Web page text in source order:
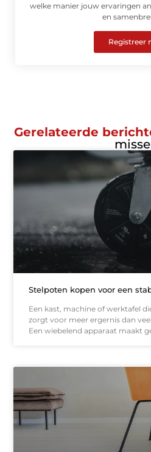
welke manier jouw ervaringen
en
Registreer
Gerelateerde
Stelpoten kopen voor een
Een kast, machine of werktafel
zorgt voor meer ergernis dan
Een wiebelend apparaat maakt